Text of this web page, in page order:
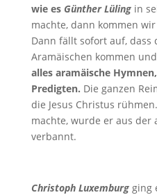
wie es Günther Lülingin
machte, dann kommen
Dann fällt sofort auf, dass
Aramäischen kommen
alles aramäische
Predigten. Die ganzen
die Jesus Christus
machte, wurde er aus der
verbannt.
Christoph Luxemburgging